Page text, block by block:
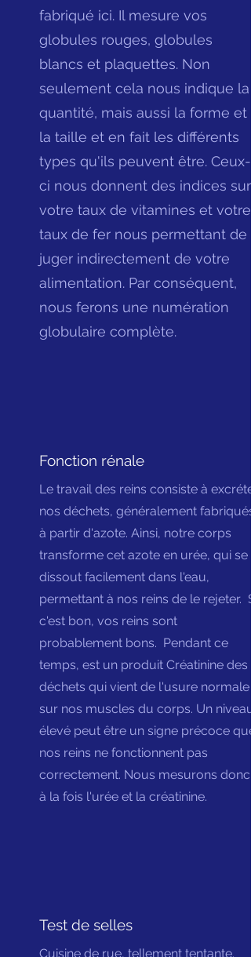
fabriqué ici. Il mesure vos
globules rouges, globules
blancs et plaquettes. Non
seulement cela nous indique la
quantité, mais aussi la forme et
la taille et en fait les différents
types qu'ils peuvent être. Ceux-
ci nous donnent des indices sur
votre taux de vitamines et votre
taux de fer nous permettant de
juger indirectement de votre
alimentation. Par conséquent,
nous ferons une numération
globulaire complète.
Fonction rénale
Le travail des reins consiste à excréter
nos déchets, généralement fabriqués
à partir d'azote. Ainsi, notre corps
transforme cet azote en urée, qui se
dissout facilement dans l'eau,
permettant à nos reins de le rejeter. Si
c'est bon, vos reins sont
probablement bons. Pendant ce
temps, est un produit Créatinine des
déchets qui vient de l'usure normale
sur nos muscles du corps. Un niveau
élevé peut être un signe précoce que
nos reins ne fonctionnent pas
correctement. Nous mesurons donc
à la fois l'urée et la créatinine.
Test de selles
Cuisine de rue, tellement tentante.